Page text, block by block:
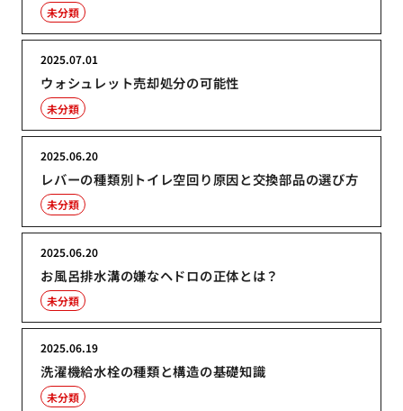
未分類
ウォシュレット売却処分の可能性
2025.07.01
未分類
レバーの種類別トイレ空回り原因と交換部品の選び方
2025.06.20
未分類
お風呂排水溝の嫌なヘドロの正体とは？
2025.06.20
未分類
洗濯機給水栓の種類と構造の基礎知識
2025.06.19
未分類